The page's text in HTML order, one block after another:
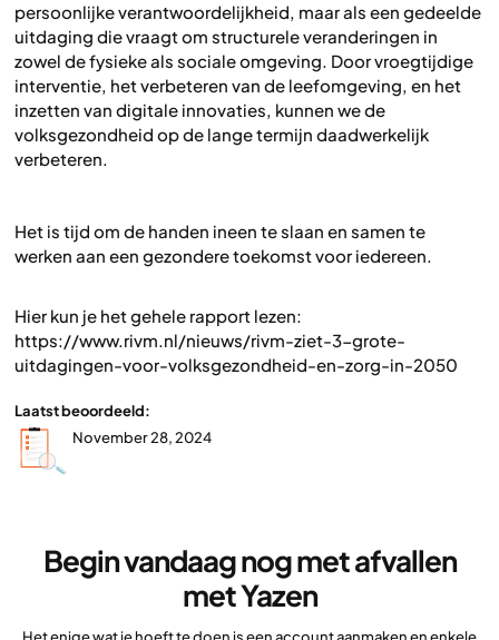
persoonlijke verantwoordelijkheid, maar als een gedeelde
uitdaging die vraagt om structurele veranderingen in
zowel de fysieke als sociale omgeving. Door vroegtijdige
interventie, het verbeteren van de leefomgeving, en het
inzetten van digitale innovaties, kunnen we de
volksgezondheid op de lange termijn daadwerkelijk
verbeteren.
Het is tijd om de handen ineen te slaan en samen te
werken aan een gezondere toekomst voor iedereen.
Hier kun je het gehele rapport lezen:
https://www.rivm.nl/nieuws/rivm-ziet-3-grote-
uitdagingen-voor-volksgezondheid-en-zorg-in-2050
Laatst beoordeeld:
November 28, 2024
Begin vandaag nog met afvallen
met Yazen